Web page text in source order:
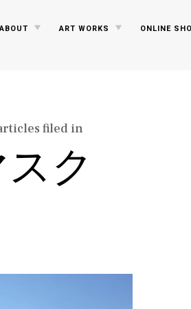
ABOUT TOGGLE
CHILD
ART WORKS TOGGLE
CHILD
ONLINE
filed in
ク